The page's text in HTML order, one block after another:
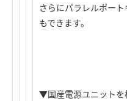
さらにパラレルポー
もできます。
▼国産電源ユニットを